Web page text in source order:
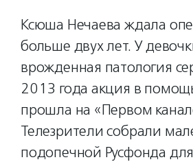
Ксюша Нечаева ждала
больше двух лет. У
врожденная патология
2013 года акция в
прошла на «Первом
Телезрители собрали
подопечной Русфонда